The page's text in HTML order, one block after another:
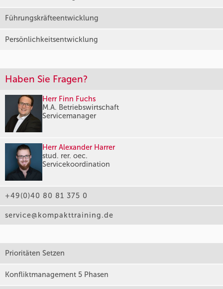
Führungskräfteentwicklung
Persönlichkeitsentwicklung
Haben Sie Fragen?
Herr Finn Fuchs
M.A. Betriebswirtschaft
Servicemanager
Herr Alexander Harrer
stud. rer. oec.
Servicekoordination
+49(0)40 80 81 375 0
service@kompakttraining.de
Prioritäten Setzen
Konfliktmanagement 5 Phasen